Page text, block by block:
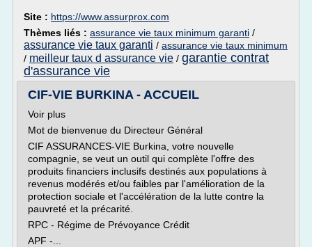
Site : https://www.assurprox.com
Thèmes liés : assurance vie taux minimum garanti /
assurance vie taux garanti / assurance vie taux minimum
/ meilleur taux d assurance vie / garantie contrat
d'assurance vie
CIF-VIE BURKINA - ACCUEIL
Voir plus
Mot de bienvenue du Directeur Général
CIF ASSURANCES-VIE Burkina, votre nouvelle
compagnie, se veut un outil qui complète l'offre des
produits financiers inclusifs destinés aux populations à
revenus modérés et/ou faibles par l'amélioration de la
protection sociale et l'accélération de la lutte contre la
pauvreté et la précarité.
RPC - Régime de Prévoyance Crédit
APF -...